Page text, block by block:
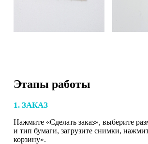
Этапы работы
1. ЗАКАЗ
Нажмите «Сделать заказ», выберите
и тип бумаги, загрузите снимки,
корзину».